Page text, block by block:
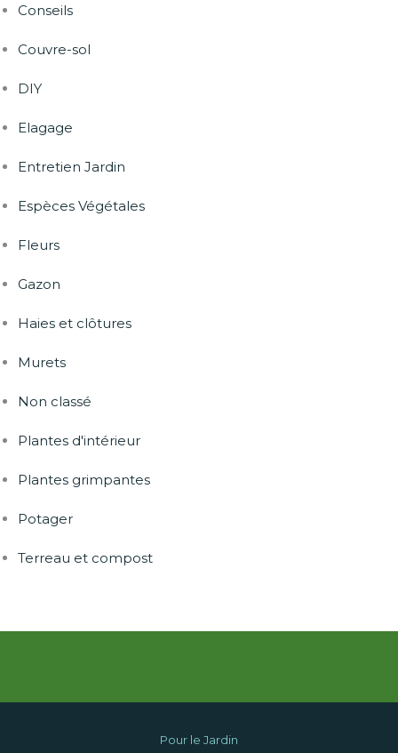
Conseils
Couvre-sol
DIY
Elagage
Entretien Jardin
Espèces Végétales
Fleurs
Gazon
Haies et clôtures
Murets
Non classé
Plantes d'intérieur
Plantes grimpantes
Potager
Terreau et compost
Pour le Jardin